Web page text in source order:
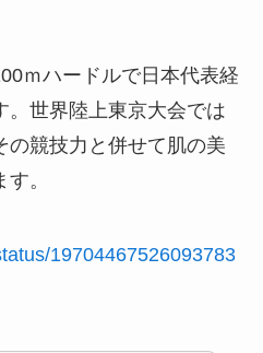
ｍハードルで日本代表経
。世界陸上東京大会では
の競技力と併せて肌の美
。
19704467526093783